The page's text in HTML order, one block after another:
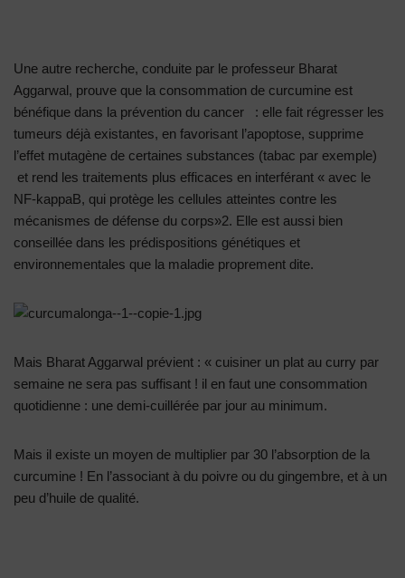
Une autre recherche, conduite par le professeur Bharat
Aggarwal, prouve que la consommation de curcumine est
bénéfique dans la prévention du cancer : elle fait régresser les
tumeurs déjà existantes, en favorisant l’apoptose, supprime
l’effet mutagène de certaines substances (tabac par exemple)
et rend les traitements plus efficaces en interférant « avec le
NF-kappaB, qui protège les cellules atteintes contre les
mécanismes de défense du corps»2. Elle est aussi bien
conseillée dans les prédispositions génétiques et
environnementales que la maladie proprement dite.
Mais Bharat Aggarwal prévient : « cuisiner un plat au curry par
semaine ne sera pas suffisant ! il en faut une consommation
quotidienne : une demi-cuillérée par jour au minimum.
Mais il existe un moyen de multiplier par 30 l’absorption de la
curcumine ! En l’associant à du poivre ou du gingembre, et à un
peu d’huile de qualité.